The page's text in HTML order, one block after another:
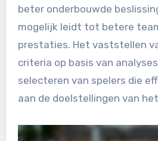
beter onderbouwde
mogelijk leidt tot betere
prestaties. Het vaststellen
criteria op basis van
selecteren van spelers die
aan de doelstellingen van